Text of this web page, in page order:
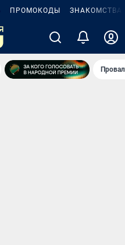
ПРОМОКОДЫ ЗНАКОМСТВА